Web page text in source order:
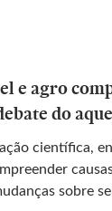
e agro
do
científica,
sobre
derrota
classifica à